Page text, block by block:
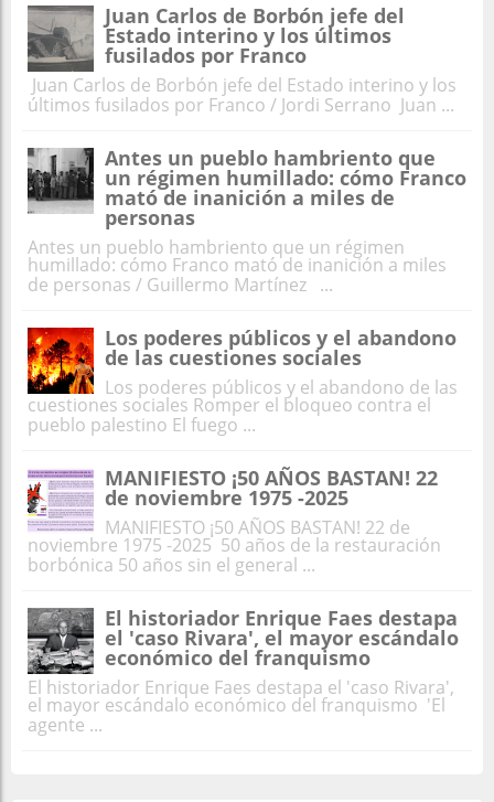
Juan Carlos de Borbón jefe del
Estado interino y los últimos
fusilados por Franco
Juan Carlos de Borbón jefe del Estado interino y los
últimos fusilados por Franco / Jordi Serrano Juan ...
Antes un pueblo hambriento que
un régimen humillado: cómo Franco
mató de inanición a miles de
personas
Antes un pueblo hambriento que un régimen
humillado: cómo Franco mató de inanición a miles
de personas / Guillermo Martínez ...
Los poderes públicos y el abandono
de las cuestiones sociales
Los poderes públicos y el abandono de las
cuestiones sociales Romper el bloqueo contra el
pueblo palestino El fuego ...
MANIFIESTO ¡50 AÑOS BASTAN! 22
de noviembre 1975 -2025
MANIFIESTO ¡50 AÑOS BASTAN! 22 de
noviembre 1975 -2025 50 años de la restauración
borbónica 50 años sin el general ...
El historiador Enrique Faes destapa
el 'caso Rivara', el mayor escándalo
económico del franquismo
El historiador Enrique Faes destapa el 'caso Rivara',
el mayor escándalo económico del franquismo 'El
agente ...